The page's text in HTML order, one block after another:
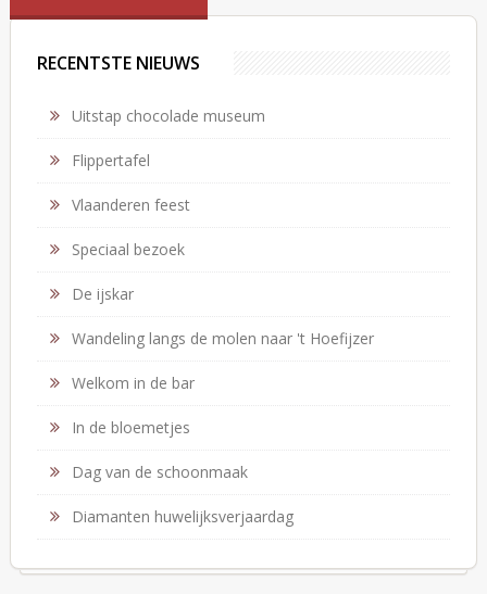
RECENTSTE NIEUWS
Uitstap chocolade museum
Flippertafel
Vlaanderen feest
Speciaal bezoek
De ijskar
Wandeling langs de molen naar 't Hoefijzer
Welkom in de bar
In de bloemetjes
Dag van de schoonmaak
Diamanten huwelijksverjaardag